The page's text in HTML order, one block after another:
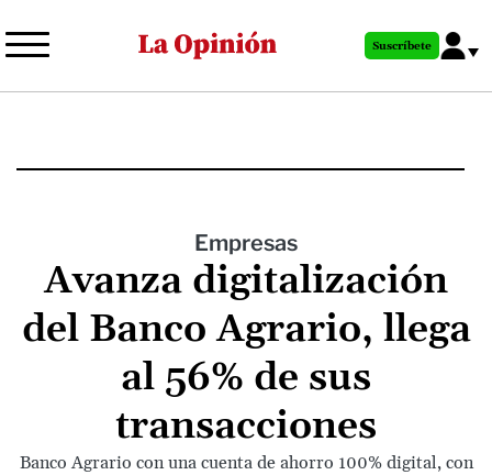
al
principal
Suscríbete
Empresas
Avanza digitalización
del Banco Agrario, llega
al 56% de sus
transacciones
Banco Agrario con una cuenta de ahorro 100% digital, con